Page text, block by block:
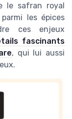
le safran royal
les épices
ces enjeux
fascinants
, qui lui aussi